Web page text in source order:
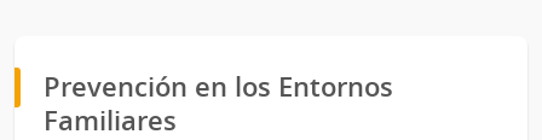
Prevención en los Entornos
Familiares